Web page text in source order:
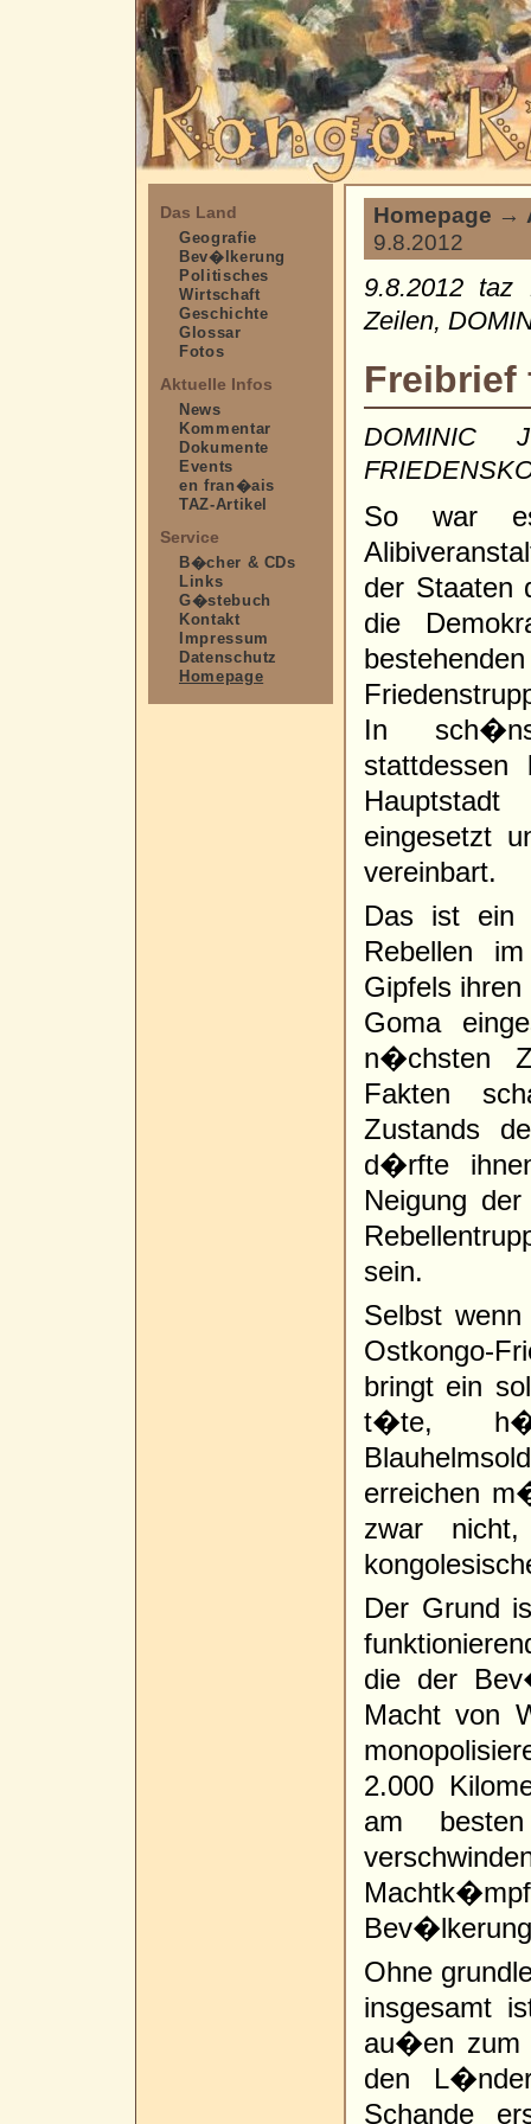
Das Land
Geografie
Bev�lkerung
Politisches
Wirtschaft
Geschichte
Glossar
Fotos
Aktuelle Infos
News
Kommentar
Dokumente
Events
en fran�ais
TAZ-Artikel
Service
B�cher & CDs
Links
G�stebuch
Kontakt
Impressum
Datenschutz
Homepage
Homepage →
9.8.2012
9.8.2012 taz
Zeilen,
DOMINIC
So war
der Staaten
die
In
eingesetzt
vereinbart.
Das ist ein
Rebellen
Gipfels
Goma
n�chsten
Fakten
Zustands
d�rfte
Neigung
sein.
Selbst
Ostkongo-
bringt ein
t�te,
erreichen
zwar
Der Grund
die der
Macht von
2.000
am
Ohne
insgesamt
au�en zum
den
Schande